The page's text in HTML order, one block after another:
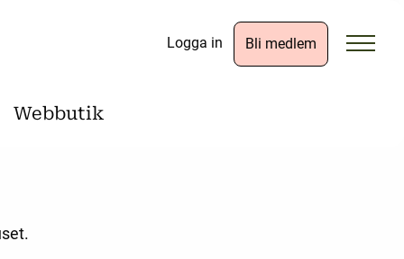
Logga in Bli medlem
Webbutik